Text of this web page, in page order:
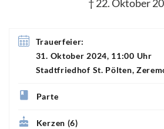
† 22. Oktober
Trauerfeier:
31. Oktober 2024, 11:00 Uhr
Stadtfriedhof St. Pölten,
Parte
Kerzen (6)